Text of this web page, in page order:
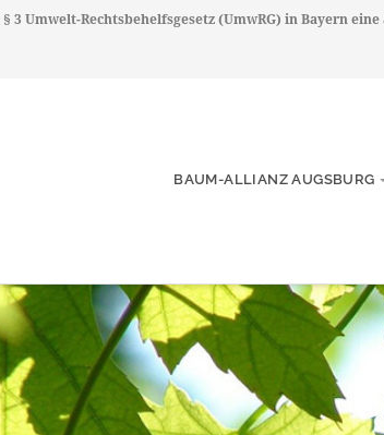
3 Umwelt-Rechtsbehelfsgesetz (UmwRG) in Bayern
BAUM-ALLIANZ AUGSBURG